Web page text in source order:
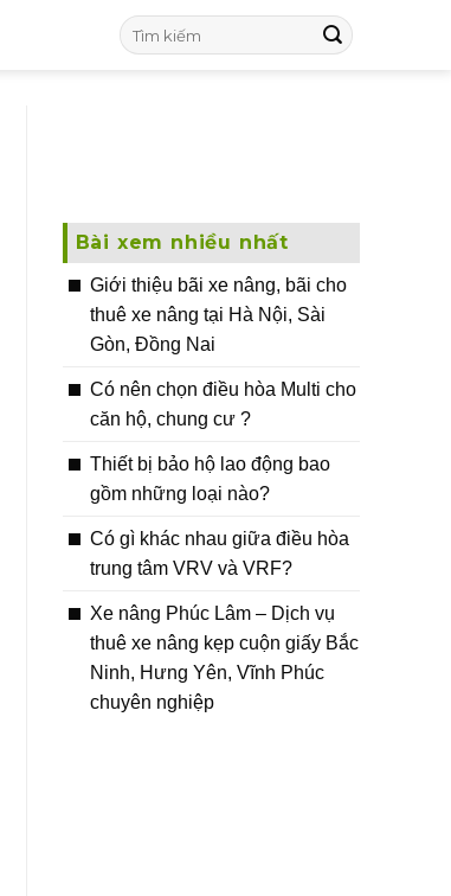
Bài xem nhiều nhất
Giới thiệu bãi xe nâng, bãi cho
thuê xe nâng tại Hà Nội, Sài
Gòn, Đồng Nai
Có nên chọn điều hòa Multi cho
căn hộ, chung cư ?
Thiết bị bảo hộ lao động bao
gồm những loại nào?
Có gì khác nhau giữa điều hòa
trung tâm VRV và VRF?
Xe nâng Phúc Lâm – Dịch vụ
thuê xe nâng kẹp cuộn giấy Bắc
Ninh, Hưng Yên, Vĩnh Phúc
chuyên nghiệp